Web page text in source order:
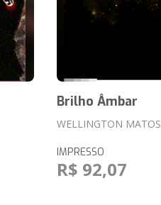
Brilho Âmbar
WELLINGTON MATOS
IMPRESSO
R$ 92,07